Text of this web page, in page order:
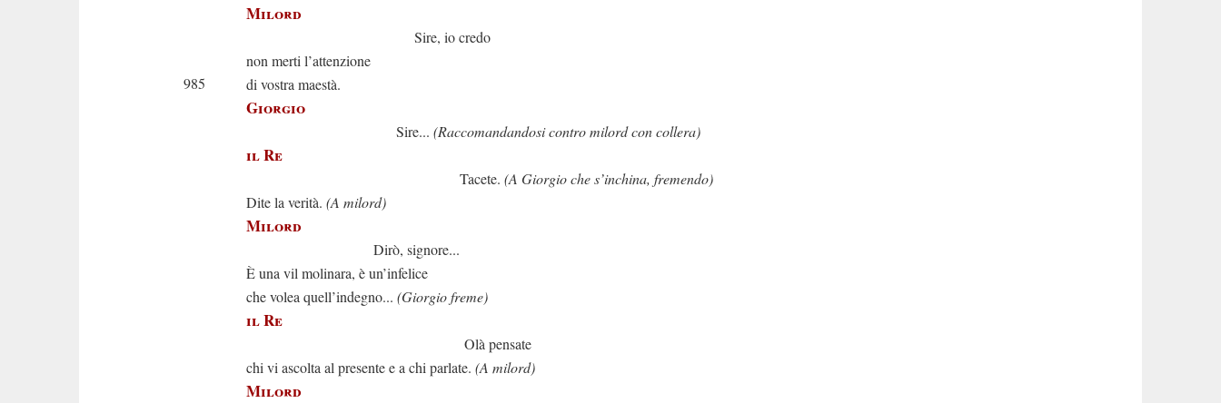
Milord
Sire, io credo
non merti l’attenzione
985
di vostra maestà.
Giorgio
Sire... (Raccomandandosi contro milord con collera)
il Re
Tacete. (A Giorgio che s’inchina, fremendo)
Dite la verità. (A milord)
Milord
Dirò, signore...
È una vil molinara, è un’infelice
che volea quell’indegno... (Giorgio freme)
il Re
Olà pensate
chi vi ascolta al presente e a chi parlate. (A milord)
Milord